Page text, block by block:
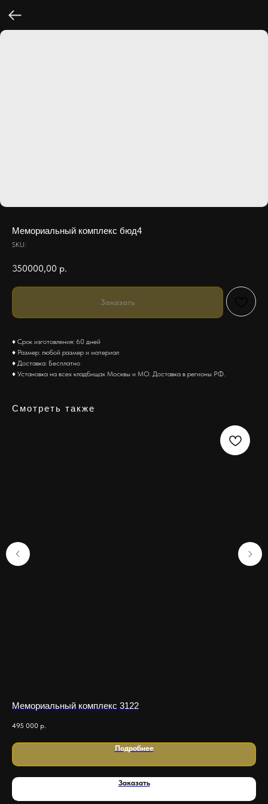
Мемориальный комплекс бюд4
SKU:
350000,00 р.
Заказать
♦ Срок изготовления: 60 дней
♦ Размер: любой размер и материал
♦ Доставка: Бесплатно
♦ Установка на всех кладбищах Москвы и МО. Доставка в регионы РФ.
Смотреть также
Мемориальный комплекс 3122
495 000 р.
Подробнее
Заказать